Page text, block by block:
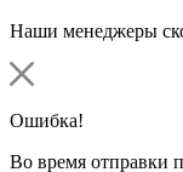
Наши менеджеры
Ошибка!
Во время отправки